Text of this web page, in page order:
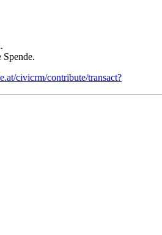
Spende.
civicrm/contribute/transact?